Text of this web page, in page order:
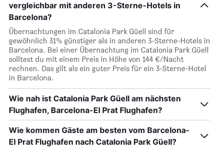
vergleichbar mit anderen 3-Sterne-Hotels in
Barcelona?
Übernachtungen im Catalonia Park Güell sind für
gewöhnlich 31% günstiger als in anderen 3-Sterne-Hotels in
Barcelona. Bei einer Übernachtung im Catalonia Park Güell
solltest du mit einem Preis in Höhe von 144 €/Nacht
rechnen. Das gilt als ein guter Preis für ein 3-Sterne-Hotel
in Barcelona.
Wie nah ist Catalonia Park Güell am nächsten
Flughafen, Barcelona-El Prat Flughafen?
Wie kommen Gäste am besten vom Barcelona-
El Prat Flughafen nach Catalonia Park Güell?